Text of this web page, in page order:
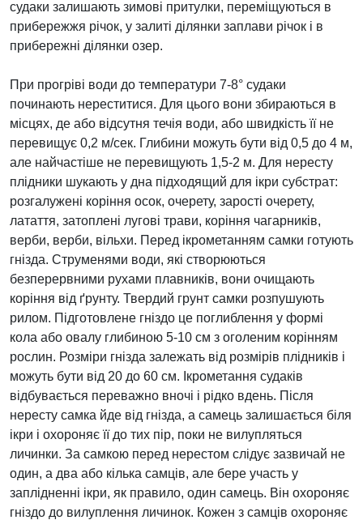
судаки залишають зимові притулки, переміщуються в
прибережжя річок, у залиті ділянки заплави річок і в
прибережні ділянки озер.
При прогріві води до температури 7-8° судаки
починають нереститися. Для цього вони збираються в
місцях, де або відсутня течія води, або швидкість її не
перевищує 0,2 м/сек. Глибини можуть бути від 0,5 до 4 м,
але найчастіше не перевищують 1,5-2 м. Для нересту
плідники шукають у дна підходящий для ікри субстрат:
розгалужені коріння осок, очерету, зарості очерету,
латаття, затоплені лугові трави, коріння чагарників,
верби, верби, вільхи. Перед ікрометанням самки готують
гнізда. Струменями води, які створюються
безперервними рухами плавників, вони очищають
коріння від ґрунту. Твердий грунт самки розпушують
рилом. Підготовлене гніздо це поглиблення у формі
кола або овалу глибиною 5-10 см з оголеним корінням
рослин. Розміри гнізда залежать від розмірів плідників і
можуть бути від 20 до 60 см. Ікрометання судаків
відбувається переважно вночі і рідко вдень. Після
нересту самка йде від гнізда, а самець залишається біля
ікри і охороняє її до тих пір, поки не вилупляться
личинки. За самкою перед нерестом слідує зазвичай не
один, а два або кілька самців, але бере участь у
заплідненні ікри, як правило, один самець. Він охороняє
гніздо до вилуплення личинок. Кожен з самців охороняє